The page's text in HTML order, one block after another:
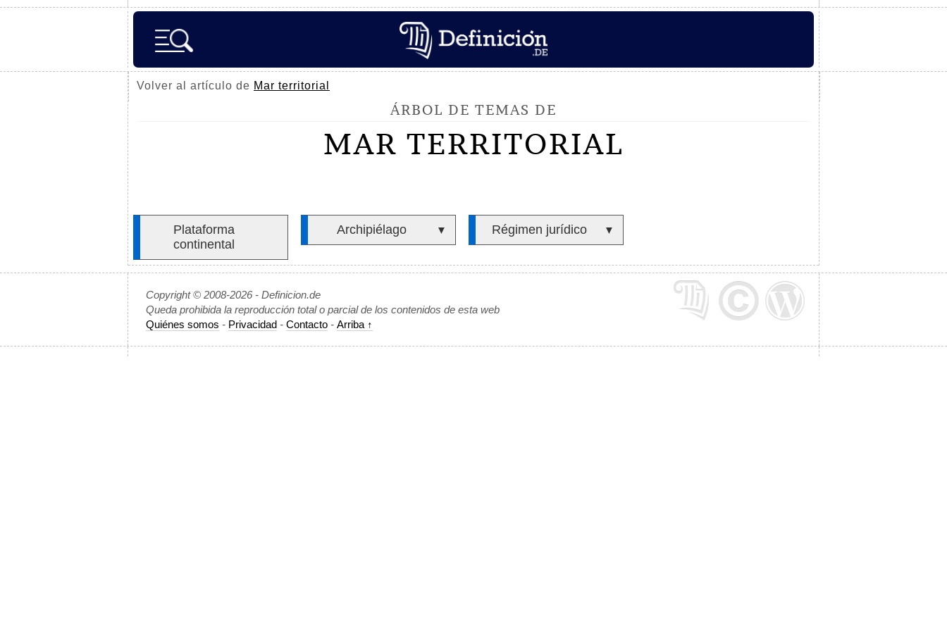
Volver al artículo de Mar territorial
ÁRBOL DE TEMAS DE
MAR TERRITORIAL
Plataforma
continental
Archipiélago ▼ Régimen jurídico ▼
Copyright © 2008-2026 - Definicion.de
Queda prohibida la reproducción total o parcial de los contenidos de esta web
Quiénes somos - Privacidad - Contacto - Arriba ↑